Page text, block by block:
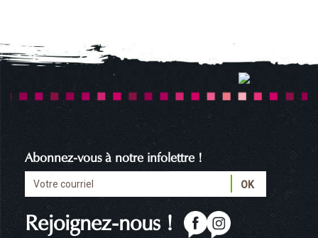
Rejoignez-nous !
Abonnez-vous à notre infolettre !